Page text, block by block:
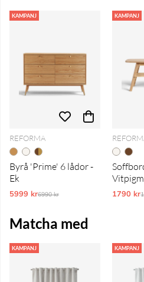
KAMPANJ
REFORMA
Byrå 'Prime' 6 lådor -
Ek
5999 krOrdinarie pris:
6990 kr
KAMPANJ
1790 kr
Matcha med
KAMPANJ KAMPANJ